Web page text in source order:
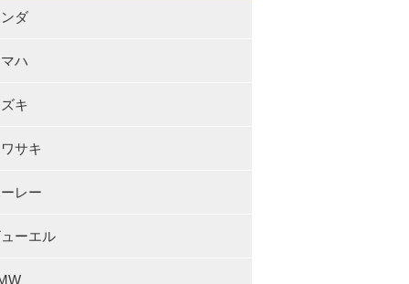
ダ
ハ
キ
サキ
レー
ーエル